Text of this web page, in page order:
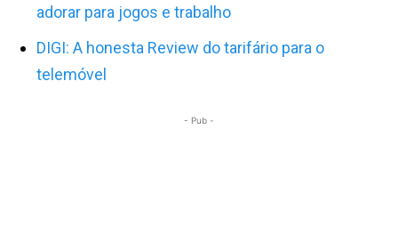
adorar para jogos e trabalho
DIGI: A honesta Review do tarifário para o
telemóvel
- Pub -